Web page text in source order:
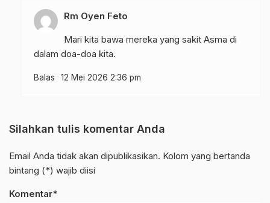
Rm Oyen Feto
Mari kita bawa mereka yang sakit Asma di
dalam doa-doa kita.
Balas 12 Mei 2026 2:36 pm
Silahkan tulis komentar Anda
Email Anda tidak akan dipublikasikan. Kolom yang bertanda
bintang (*) wajib diisi
Komentar*